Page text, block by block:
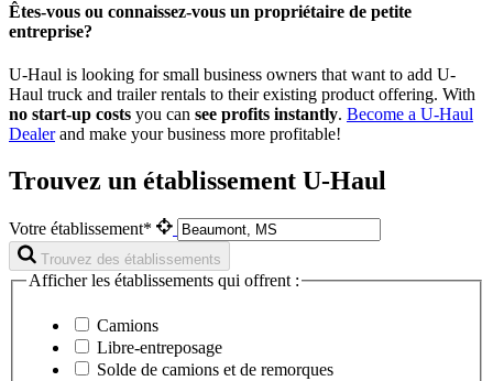
Êtes-vous ou connaissez-vous un propriétaire de petite
entreprise?
U-Haul is looking for small business owners that want to add U-
Haul truck and trailer rentals to their existing product offering. With
no start-up costs you can see profits instantly. Become a U-Haul
Dealerand make your business more profitable!
Trouvez un établissement U-Haul
Votre établissement*
Trouvez des établissements
Afficher les établissements qui offrent :
Camions
Libre-entreposage
Solde de camions et de remorques